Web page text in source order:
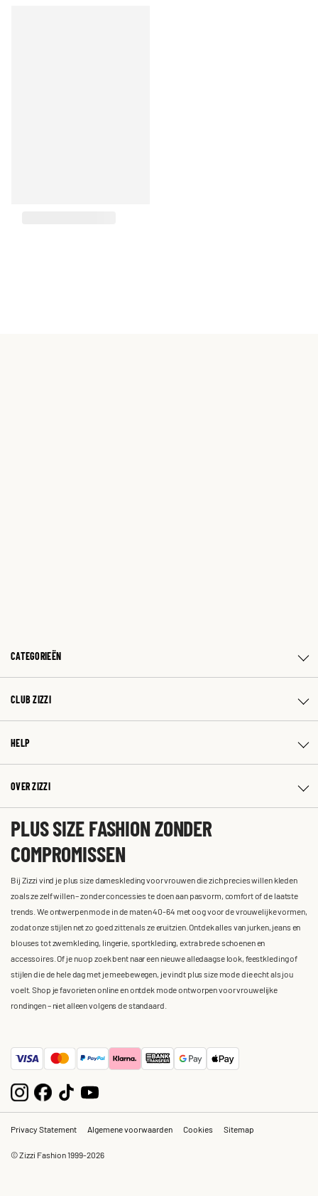
CATEGORIEËN
CLUB ZIZZI
HELP
OVER ZIZZI
PLUS SIZE FASHION ZONDER
COMPROMISSEN
Bij Zizzi vind je plus size dameskleding voor vrouwen die zich precies willen kleden
zoals ze zelf willen – zonder concessies te doen aan pasvorm, comfort of de laatste
trends. We ontwerpen mode in de maten 40-64 met oog voor de vrouwelijke vormen,
zodat onze stijlen net zo goed zitten als ze eruitzien. Ontdek alles van jurken, jeans en
blouses tot zwemkleding, lingerie, sportkleding, extra brede schoenen en
accessoires. Of je nu op zoek bent naar een nieuwe alledaagse look, feestkleding of
stijlen die de hele dag met je meebewegen, je vindt plus size mode die echt als jou
voelt. Shop je favorieten online en ontdek mode ontworpen voor vrouwelijke
rondingen – niet alleen volgens de standaard.
Privacy Statement Algemene voorwaarden Cookies Sitemap
© Zizzi Fashion 1999-2026